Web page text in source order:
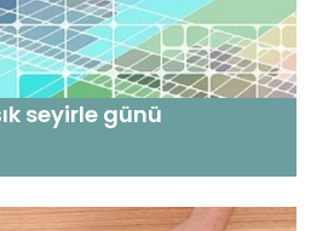
seyirle günü